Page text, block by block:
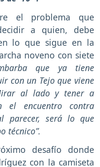
el problema que
a quien, debe
lo que sigue en la
noveno con siete
que ya tiene
con un Tejo que viene
al lado y tener a
el encuentro contra
parecer, será lo que
técnico”.
desafío donde
con la camiseta